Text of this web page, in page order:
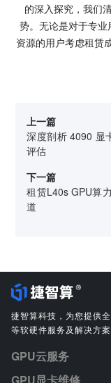
的深入探究，我们
势。无论是对于专
资源的用户考虑租赁
上一篇
深度剖析 4090 显
评估
下一篇
租赁L40s GPU算
道
捷智算科技，为您提供
等软硬件服务及解决方案
GPU云服务
GPU显卡维修